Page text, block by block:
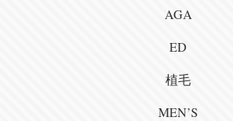
AGA
ED
植毛
MEN’S